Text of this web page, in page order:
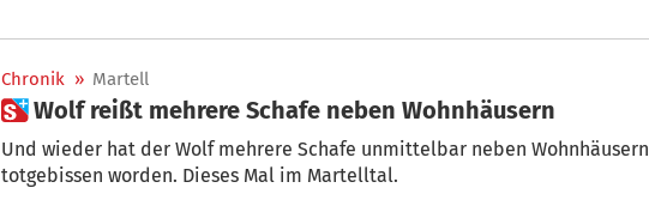
Bilder zeigen, dass mindestens 4 Wölfe in Pfitsch ihr Unwesen treiben.
Chronik » Martell
 Wolf reißt mehrere Schafe neben Wohnhäusern
Und wieder hat der Wolf mehrere Schafe unmittelbar neben Wohnhäusern
totgebissen worden. Dieses Mal im Martelltal.